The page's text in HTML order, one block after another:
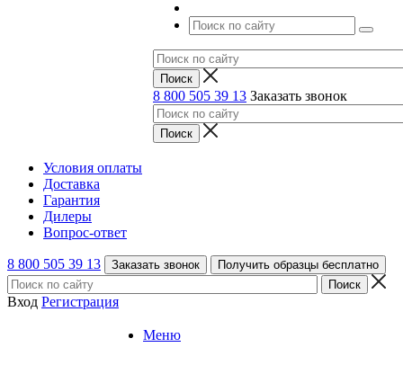
8 800 505 39 13 Заказать звонок
Условия оплаты
Доставка
Гарантия
Дилеры
Вопрос-ответ
8 800 505 39 13 Заказать звонок Получить образцы бесплатно
Вход Регистрация
Меню